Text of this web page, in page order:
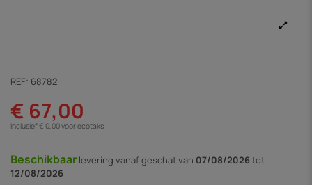
REF: 68782
€ 67,00
Inclusief € 0,00 voor ecotaks
Beschikbaar levering vanafgeschat van 07/08/2026tot
12/08/2026